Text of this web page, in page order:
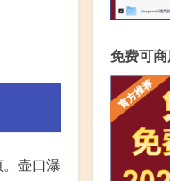
壶口瀑
免费可